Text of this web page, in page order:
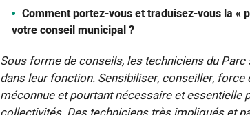
Comment portez-vous et traduisez-vous la «
votre conseil municipal ?
Sous forme de conseils, les techniciens du
dans leur fonction. Sensibiliser, conseiller,
méconnue et pourtant nécessaire et